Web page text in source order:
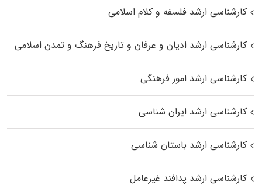
کارشناسی ارشد فلسفه و کلام اسلامی
کارشناسی ارشد ادیان و عرفان و تاریخ فرهنگ و تمدن اسلامی
کارشناسی ارشد امور فرهنگی
کارشناسی ارشد ایران شناسی
کارشناسی ارشد باستان شناسی
کارشناسی ارشد پدافند غیرعامل